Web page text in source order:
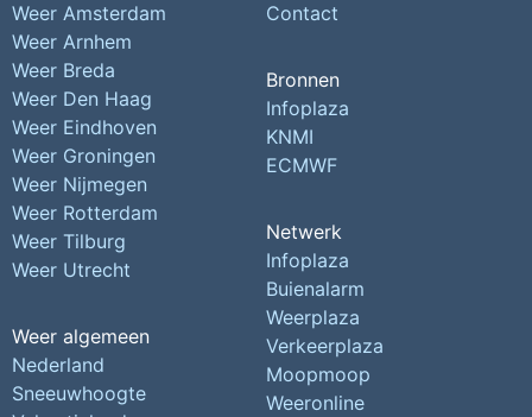
Weer Amsterdam
Weer Arnhem
Weer Breda
Weer Den Haag
Weer Eindhoven
Weer Groningen
Weer Nijmegen
Weer Rotterdam
Weer Tilburg
Weer Utrecht
Weer algemeen
Nederland
Sneeuwhoogte
Contact
Bronnen
Infoplaza
KNMI
ECMWF
Netwerk
Infoplaza
Buienalarm
Weerplaza
Verkeerplaza
Moopmoop
Weeronline